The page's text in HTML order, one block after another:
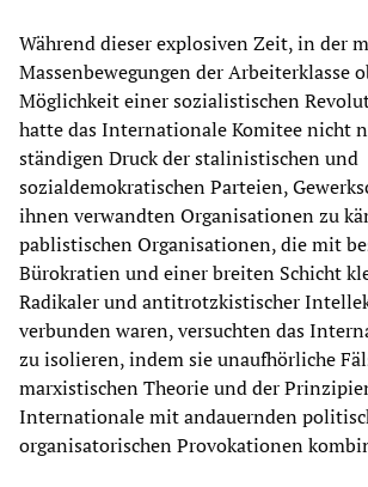
Während dieser explosiven Zeit, in der
Massenbewegungen der Arbeiterklasse
Möglichkeit einer sozialistischen
hatte das Internationale Komitee nicht
ständigen Druck der stalinistischen und
sozialdemokratischen Parteien,
ihnen verwandten Organisationen zu
pablistischen Organisationen, die mit
Bürokratien und einer breiten Schicht
Radikaler und antitrotzkistischer
verbunden waren, versuchten das
zu isolieren, indem sie unaufhörliche
marxistischen Theorie und der
Internationale mit andauernden
organisatorischen Provokationen